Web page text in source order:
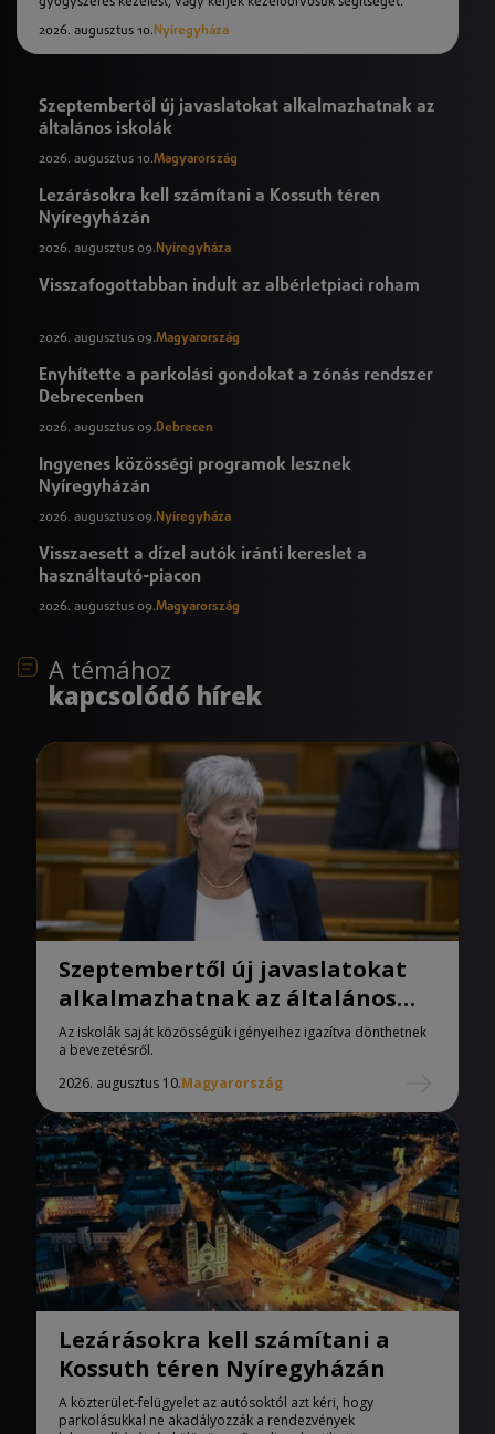
2026. augusztus 10. Nyíregyháza
Szeptembertől új javaslatokat alkalmazhatnak az
általános iskolák
2026. augusztus 10.Magyarország
Lezárásokra kell számítani a Kossuth téren
Nyíregyházán
2026. augusztus 09. Nyíregyháza
Visszafogottabban indult az albérletpiaci roham
2026. augusztus 09.Magyarország
Enyhítette a parkolási gondokat a zónás rendszer
Debrecenben
2026. augusztus 09.Debrecen
Ingyenes közösségi programok lesznek
Nyíregyházán
2026. augusztus 09. Nyíregyháza
Visszaesett a dízel autók iránti kereslet a
használtautó-piacon
2026. augusztus 09.Magyarország
A témához
kapcsolódó hírek
Szeptembertől új javaslatokat
alkalmazhatnak az általános
iskolák
Az iskolák saját közösségük igényeihez igazítva dönthetnek
a bevezetésről.
2026. augusztus 10.Magyarország
Lezárásokra kell számítani a
Kossuth téren Nyíregyházán
A közterület-felügyelet az autósoktól azt kéri, hogy
parkolásukkal ne akadályozzák a rendezvények